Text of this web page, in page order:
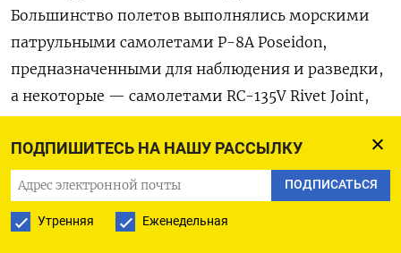
ПОДПИШИТЕСЬ НА НАШУ РАССЫЛКУ
ПОДПИСАТЬСЯ
Утренняя Еженедельная
Большинство полетов выполнялись морскими
патрульными самолетами P-8A Poseidon,
предназначенными для наблюдения и разведки,
а некоторые — самолетами RC-135V Rivet Joint,
разведке. Также использовались высотные
разведывательные дроны MQ-4C Triton.
Те же аппараты, как отмечает телеканал,